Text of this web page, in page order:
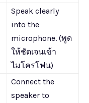
Speak clearly
into the
microphone. (พูด
ให้ชัดเจนเข้า
ไมโครโฟน)
Connect the
speaker to